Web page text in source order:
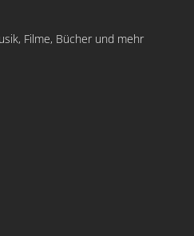
Filme, Bücher und mehr